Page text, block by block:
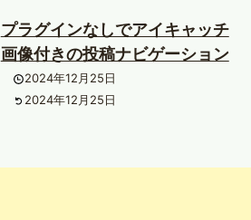
プラグインなしでアイキャッチ
画像付きの投稿ナビゲーション
2024年12月25日
2024年12月25日